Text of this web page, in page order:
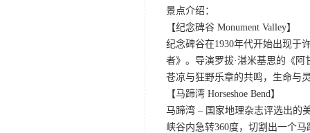
景点介绍：
【纪念碑谷 Monument Valley】
纪念碑谷在1930年代开始出现于
者》。导演罗拔·湛米基思的《
苍凉与狂野乐章的共鸣，生命与
【马蹄湾 Horseshoe Bend】
马蹄湾 – 国家地理杂志评选出的
峡谷内急转360度，切割出一个